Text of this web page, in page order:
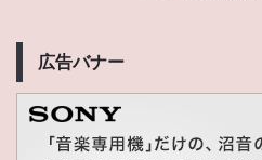
広告バナー